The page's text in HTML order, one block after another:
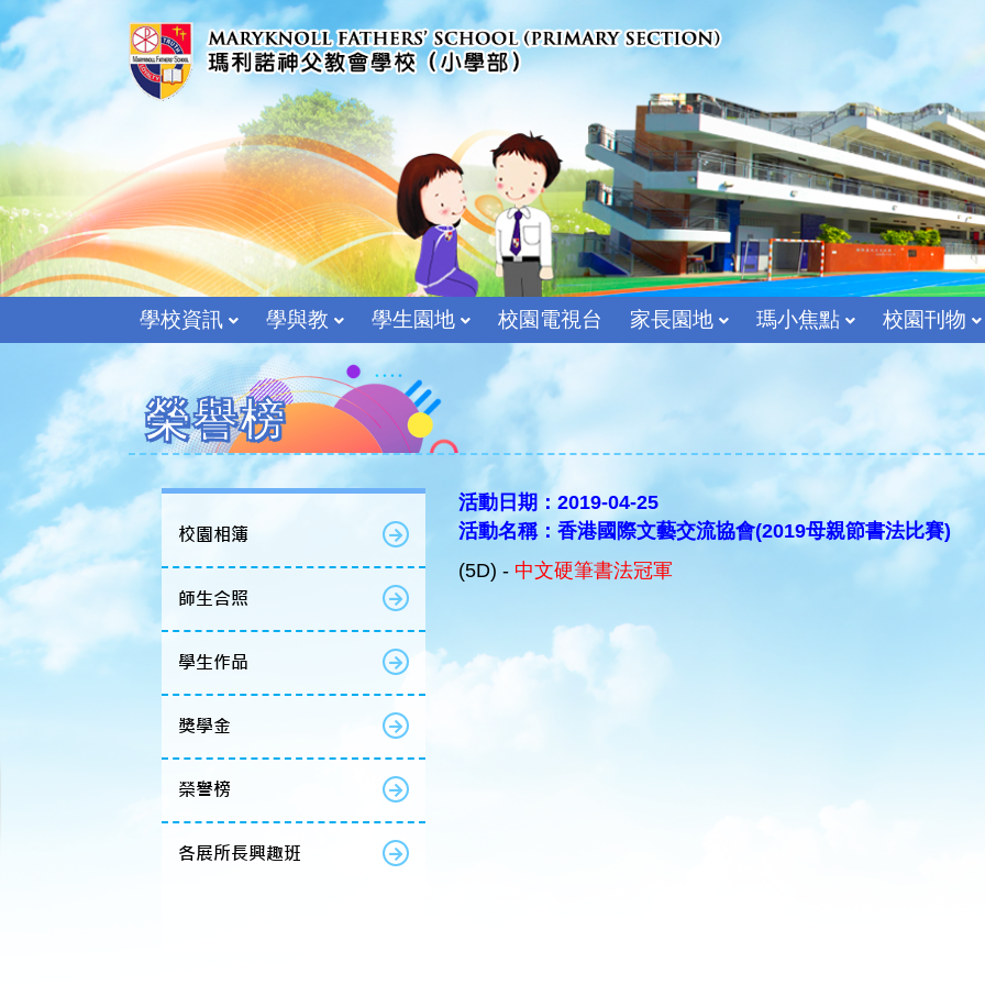
學校資訊 學與教 學生園地 校園電視台 家長園地 瑪小焦點 校園刊物
榮譽榜
校園相簿
師生合照
學生作品
獎學金
榮譽榜
各展所長興趣班
活動日期：2019-04-25
活動名稱：香港國際文藝交流協會(2019母親節書法比賽)
(5D) - 中文硬筆書法冠軍